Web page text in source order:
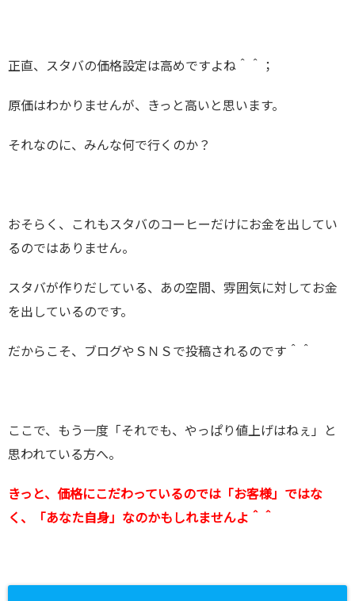
正直、スタバの価格設定は高めですよね＾＾；
原価はわかりませんが、きっと高いと思います。
それなのに、みんな何で行くのか？
おそらく、これもスタバのコーヒーだけにお金を出してい
るのではありません。
スタバが作りだしている、あの空間、雰囲気に対してお金
を出しているのです。
だからこそ、ブログやＳＮＳで投稿されるのです＾＾
ここで、もう一度「それでも、やっぱり値上げはねぇ」と
思われている方へ。
きっと、価格にこだわっているのでは「お客様」ではな
く、「あなた自身」なのかもしれませんよ＾＾